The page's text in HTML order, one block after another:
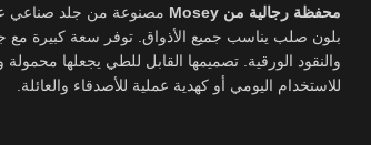
محفظة رجالية من Mosey
مصنوعة من جلد صناعي
بلون صلب يناسب جميع الأذواق. توفر سعة كبيرة مع
والنقود الورقية. تصميمها القابل للطي يجعلها محمولة
للاستخدام اليومي أو كهدية عملية للأصدقاء والعائلة.